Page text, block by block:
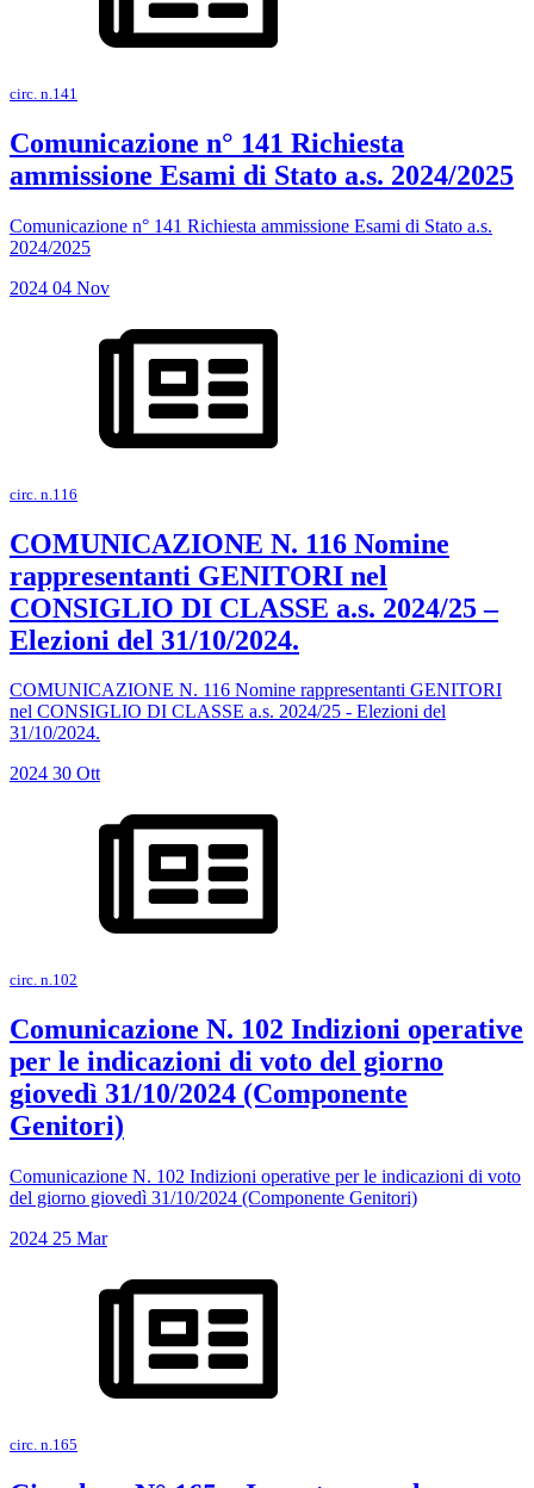
circ. n.141
Comunicazione n° 141 Richiesta
ammissione Esami di Stato a.s. 2024/2025
Comunicazione n° 141 Richiesta ammissione Esami di Stato a.s.
2024/2025
2024 04 Nov
circ. n.116
COMUNICAZIONE N. 116 Nomine
rappresentanti GENITORI nel
CONSIGLIO DI CLASSE a.s. 2024/25 –
Elezioni del 31/10/2024.
COMUNICAZIONE N. 116 Nomine rappresentanti GENITORI
nel CONSIGLIO DI CLASSE a.s. 2024/25 - Elezioni del
31/10/2024.
2024 30 Ott
circ. n.102
Comunicazione N. 102 Indizioni operative
per le indicazioni di voto del giorno
giovedì 31/10/2024 (Componente
Genitori)
Comunicazione N. 102 Indizioni operative per le indicazioni di voto
del giorno giovedì 31/10/2024 (Componente Genitori)
2024 25 Mar
circ. n.165